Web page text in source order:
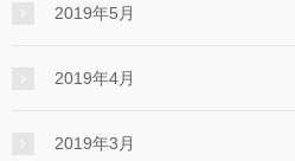
2019年5月
2019年4月
2019年3月